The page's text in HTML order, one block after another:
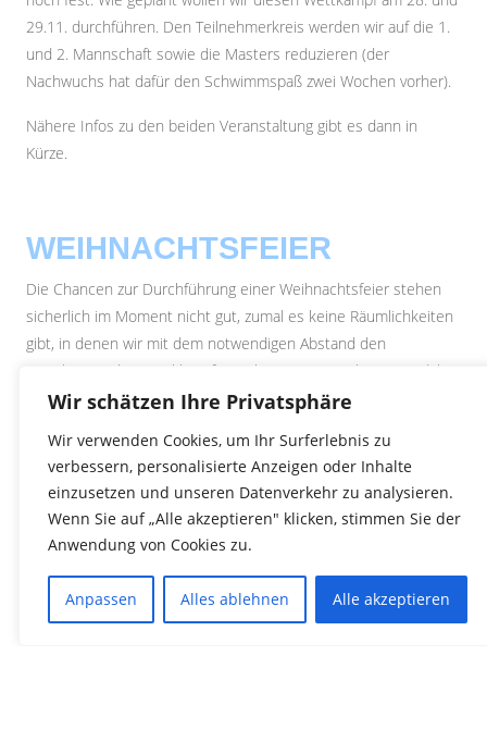
Wir schätzen Ihre Privatsphäre
Wir verwenden Cookies, um Ihr Surferlebnis zu
verbessern, personalisierte Anzeigen oder Inhalte
einzusetzen und unseren Datenverkehr zu analysieren.
Wenn Sie auf „Alle akzeptieren" klicken, stimmen Sie der
Anwendung von Cookies zu.
Anpassen Alles ablehnen Alle akzeptieren
29.11. durchführen. Den Teilnehmerkreis werden wir auf die 1.
und 2. Mannschaft sowie die Masters reduzieren (der
Nachwuchs hat dafür den Schwimmspaß zwei Wochen vorher).
Nähere Infos zu den beiden Veranstaltung gibt es dann in
Kürze.
WEIHNACHTSFEIER
Die Chancen zur Durchführung einer Weihnachtsfeier stehen
sicherlich im Moment nicht gut, zumal es keine Räumlichkeiten
gibt, in denen wir mit dem notwendigen Abstand den
gewohnten Jahresausklang feiern können. Eine Absage ist daher
sehr wahrscheinlich. Wir denken gerade über verschiedene
Vereinsmeister ehren können.
Trainingsstart heute wie geplant!
Carl Droste schwimmt Kadernorm